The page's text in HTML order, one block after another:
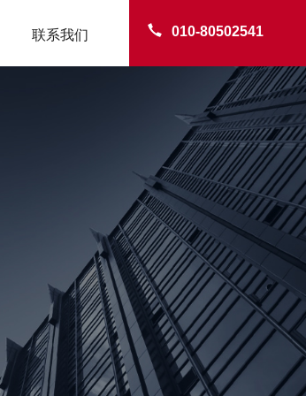
010-80502541
联系我们